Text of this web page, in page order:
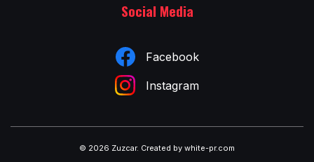
Social Media
Facebook
Instagram
© 2026 Zuzcar. Created by white-pr.com